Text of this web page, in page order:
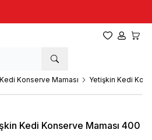
Favorilerim
Hesabım
Kedi Konserve Maması Yetişkin Kedi
Kedi Konserve Maması 400